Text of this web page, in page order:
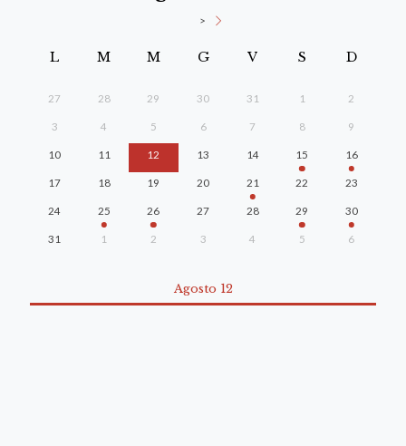
>
L M M G V S D
27 28 29 30 31 1 2
3 4 5 6 7 8 9
10 11 12 13 14 15 16
17 18 19 20 21 22 23
24 25 26 27 28 29 30
31 1 2 3 4 5 6
Agosto 12